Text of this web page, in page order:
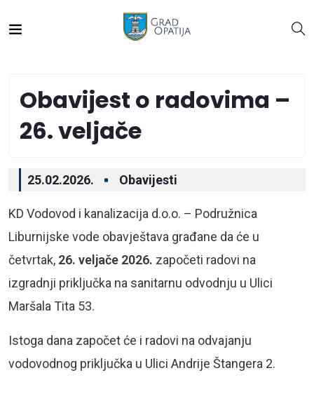
Obavijest o radovima –
26. veljače
25.02.2026. Obavijesti
KD Vodovod i kanalizacija d.o.o. – Podružnica
Liburnijske vode obavještava građane da će u
četvrtak, 26. veljače 2026. započeti radovi na
izgradnji priključka na sanitarnu odvodnju u Ulici
Maršala Tita 53.
Istoga dana započet će i radovi na odvajanju
vodovodnog priključka u Ulici Andrije Štangera 2.